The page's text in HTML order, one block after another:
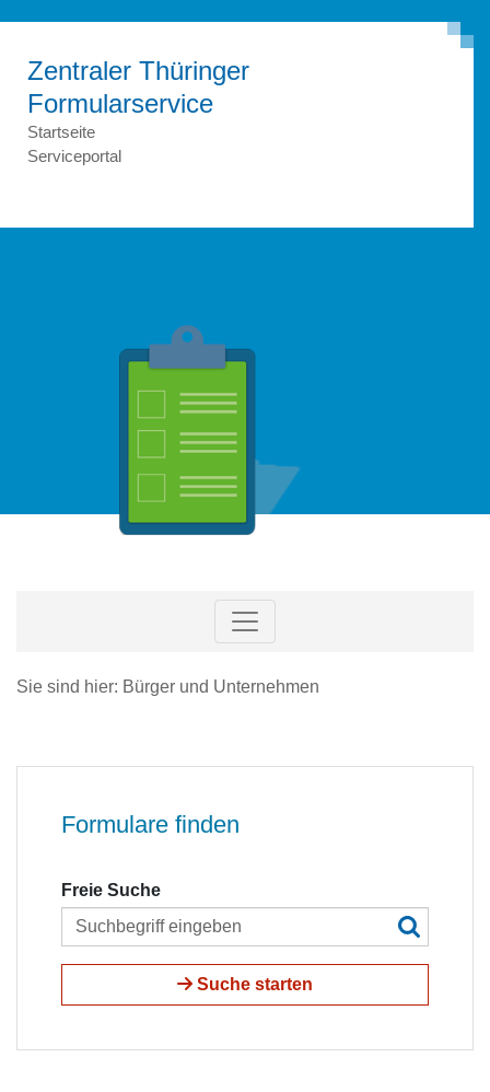
Zentraler Thüringer
Formular­service
Startseite
Serviceportal
Sie sind hier: Bürger und Unternehmen
Formulare finden
Freie Suche
Suche starten